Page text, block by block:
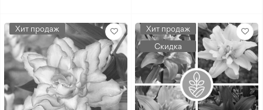
Хит продаж
Хит продаж
Скидка